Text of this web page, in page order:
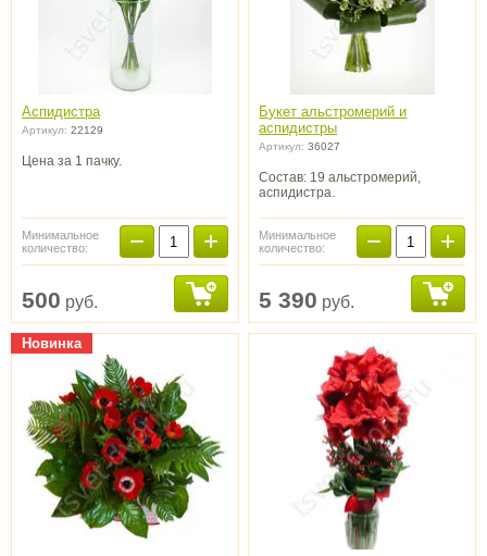
Аспидистра
Артикул: 22129
Цена за 1 пачку.
Минимальное
количество:
− +
500 руб.
Букет альстромерий и
аспидистры
Артикул: 36027
Состав: 19 альстромерий,
аспидистра.
Минимальное
количество:
− +
5 390 руб.
Новинка